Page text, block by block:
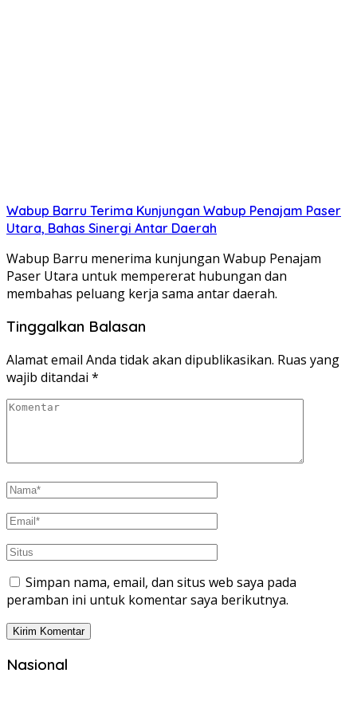
Wabup Barru Terima Kunjungan Wabup Penajam Paser
Utara, Bahas Sinergi Antar Daerah
Wabup Barru menerima kunjungan Wabup Penajam
Paser Utara untuk mempererat hubungan dan
membahas peluang kerja sama antar daerah.
Tinggalkan Balasan
Alamat email Anda tidak akan dipublikasikan. Ruas yang
wajib ditandai *
Simpan nama, email, dan situs web saya pada
peramban ini untuk komentar saya berikutnya.
Nasional